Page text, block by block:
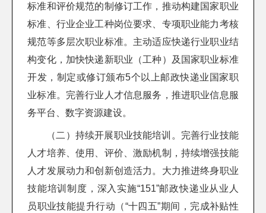
标准和评价规范的制修订工作，推动构建国家职业
标准、行业企业工种岗位要求、专项职业能力考核
规范等多层次职业标准。主动适应快递行业职业结
构变化，加快快递新职业（工种）及国家职业标准
开发，制定或修订颁布5个以上邮政快递业国家职
业标准。完善行业人才信息服务，推进职业信息服
务平台、数字资源建设。
（二）持续开展职业技能培训。完善行业技能
人才培养、使用、评价、激励机制，持续增强技能
人才发展动力和创新创造活力。大力推进终身职业
技能培训制度，深入实施“151”邮政快递业从业人
员职业技能提升行动（“十四五”期间，完成补贴性